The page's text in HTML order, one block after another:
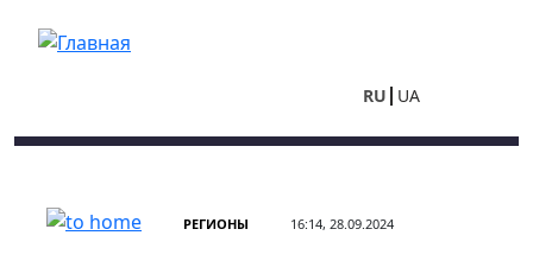
RU UA
РЕГИОНЫ 16:14, 28.09.2024